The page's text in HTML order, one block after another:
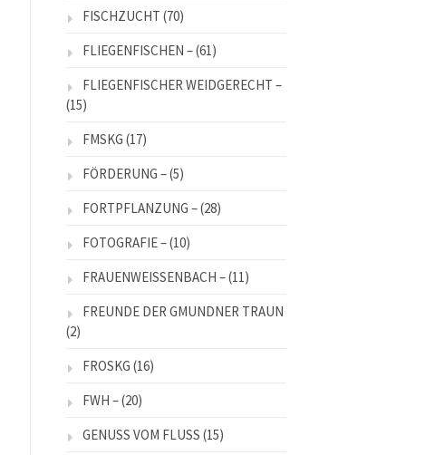
FISCHZUCHT (70)
FLIEGENFISCHEN –(61)
FLIEGENFISCHER WEIDGERECHT –
(15)
FMSKG (17)
FÖRDERUNG –(5)
FORTPFLANZUNG –(28)
FOTOGRAFIE –(10)
FRAUENWEISSENBACH –(11)
FREUNDE DER GMUNDNER TRAUN
(2)
FROSKG (16)
FWH –(20)
GENUSS VOM FLUSS (15)